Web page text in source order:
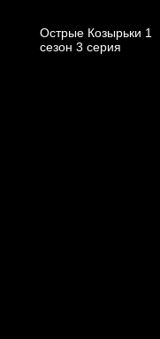
Острые Козырьки 1
cезон 3 cерия